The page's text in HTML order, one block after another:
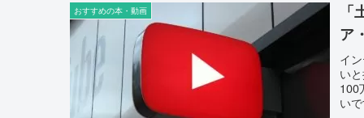
おすすめの本・動画
ア
イ
い
100
い